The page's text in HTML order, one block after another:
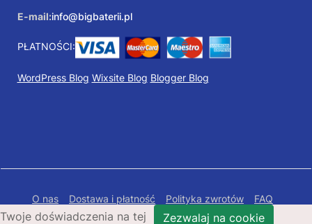
E-mail:info@bigbaterii.pl
PŁATNOŚCI:
WordPress Blog Wixsite Blog Blogger Blog
O nas Dostawa i płatność Polityka zwrotów
FAQ
Polityka prywatności
Mapa Strony
Twoje doświadczenia na tej Zezwalaj na cookie